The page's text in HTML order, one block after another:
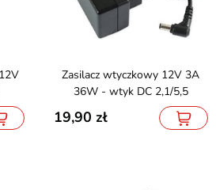
Zasilacz wtyczkowy 12V 3A
36W - wtyk DC 2,1/5,5
19,90